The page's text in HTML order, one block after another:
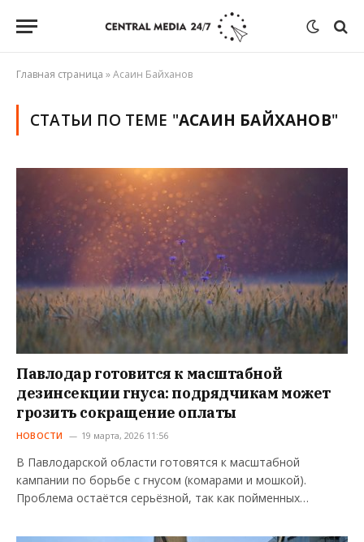
Главная страница »Асаин Байханов
СТАТЬИ ПО ТЕМЕ "АСАИН БАЙХАНОВ"
Павлодар готовится к масштабной
дезинсекции гнуса: подрядчикам может
грозить сокращение оплаты
НОВОСТИ 19 марта, 2026 11:56
В Павлодарской области готовятся к масштабной
кампании по борьбе с гнусом (комарами и мошкой).
Проблема остаётся серьёзной, так как пойменных…